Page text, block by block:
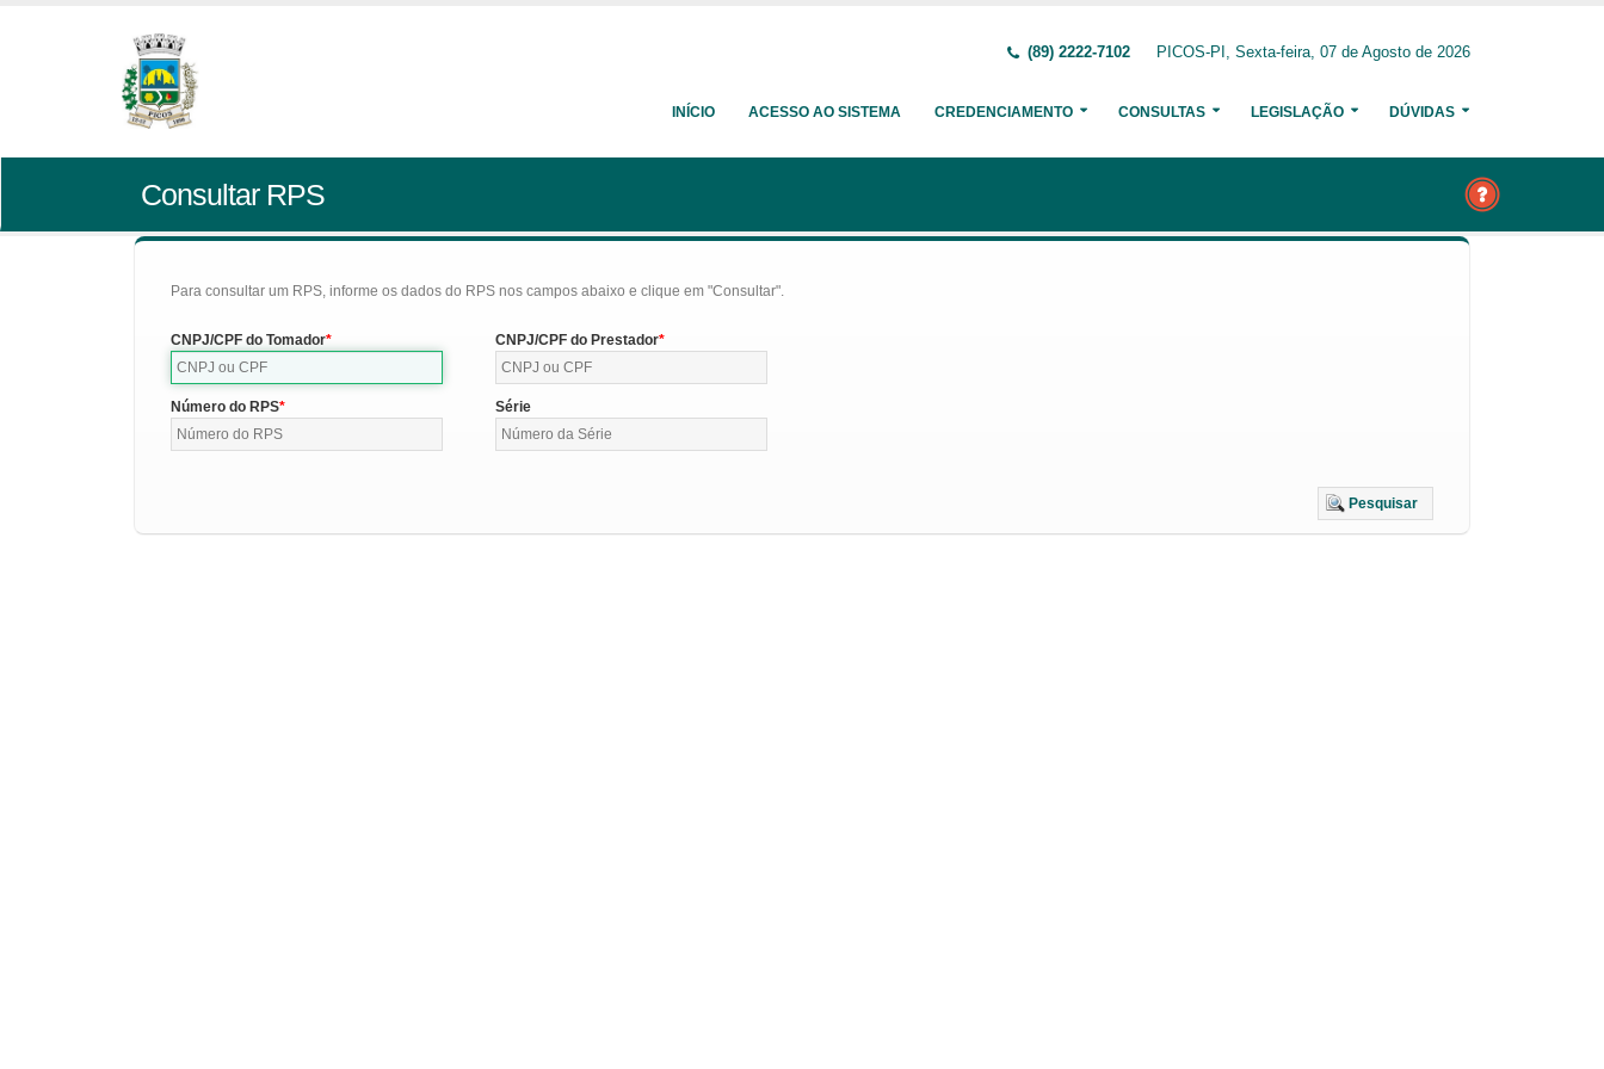
(89) 2222-7102 PICOS-PI, Sexta-feira, 07 de Agosto de 2026
INÍCIO ACESSO AO SISTEMA CREDENCIAMENTO CONSULTAS LEGISLAÇÃO DÚVIDAS
Consultar RPS
Para consultar um RPS, informe os dados do RPS nos campos abaixo e clique em "Consultar".
CNPJ/CPF do Tomador CNPJ/CPF do Prestador
Número do RPS Série
Pesquisar